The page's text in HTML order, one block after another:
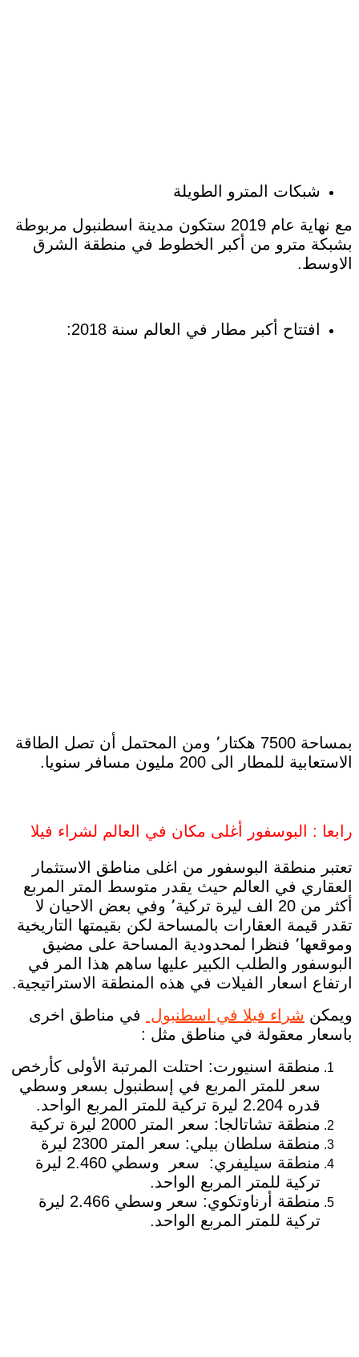
شبكات المترو الطويلة
مع نهاية عام 2019 ستكون مدينة اسطنبول مربوطة
بشبكة مترو من أكبر الخطوط في منطقة الشرق
الاوسط.
افتتاح أكبر مطار في العالم سنة 2018:
بمساحة 7500 هكتار٬ ومن المحتمل أن تصل الطاقة
الاستعابية للمطار الى 200 مليون مسافر سنويا.
رابعا : البوسفور أغلى مكان في العالم لشراء فيلا
تعتبر منطقة البوسفور من اغلى مناطق الاستثمار
العقاري في العالم حيث يقدر متوسط المتر المربع
أكثر من 20 الف ليرة تركية٬ وفي بعض الاحيان لا
تقدر قيمة العقارات بالمساحة لكن بقيمتها التاريخية
وموقعها٬ فنظرا لمحدودية المساحة على مضيق
البوسفور والطلب الكبير عليها ساهم هذا المر في
ارتفاع اسعار الفيلات في هذه المنطقة الاستراتيجية.
ويمكن شراء فيلا في اسطنبول
في مناطق اخرى
باسعار معقولة في مناطق مثل :
منطقة اسنيورت: احتلت المرتبة الأولى كأرخص
سعر للمتر المربع في إسطنبول بسعر وسطي
قدره 2.204 ليرة تركية للمتر المربع الواحد.
منطقة تشاتالجا: سعر المتر 2000 ليرة تركية
منطقة سلطان بيلي: سعر المتر 2300 ليرة
منطقة سيليفري: سعر وسطي 2.460 ليرة
تركية للمتر المربع الواحد.
منطقة أرناوتكوي: سعر وسطي 2.466 ليرة
تركية للمتر المربع الواحد.